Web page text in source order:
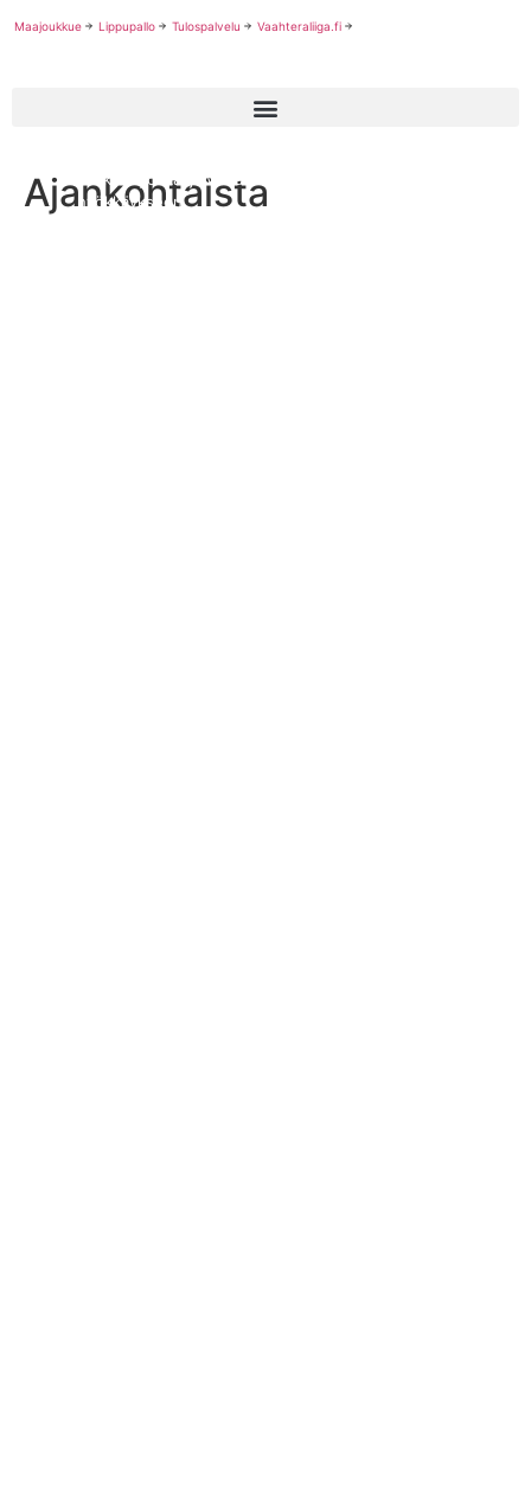
Maajoukkue Lippupallo Tulospalvelu Vaahteraliiga.fi
Ajankohtaista
Keskushyökkääjä William Young palaa Wolverines-
hyökkäykseen